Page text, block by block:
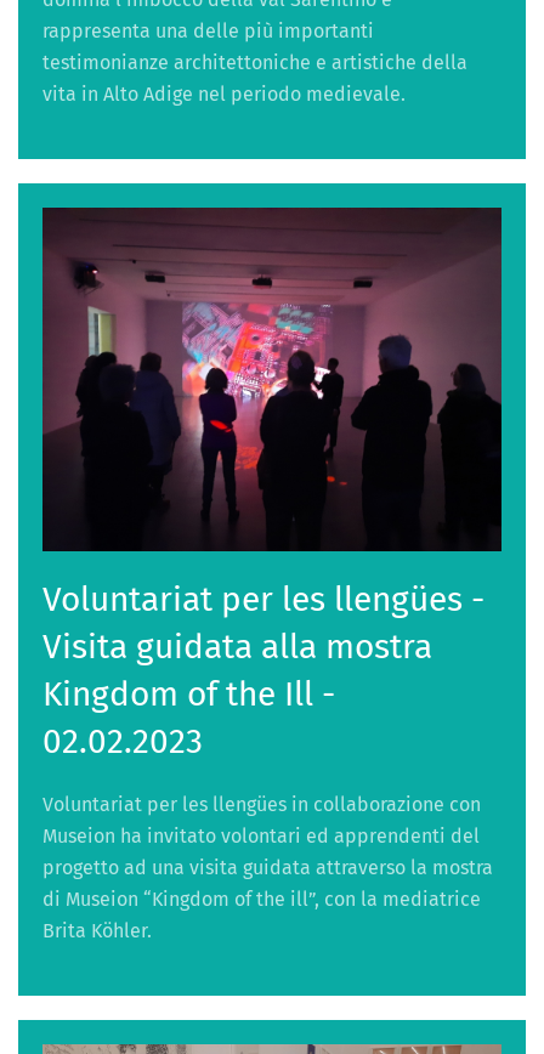
rappresenta una delle più importanti
testimonianze architettoniche e artistiche della
vita in Alto Adige nel periodo medievale.
Voluntariat per les llengües -
Visita guidata alla mostra
Kingdom of the Ill -
02.02.2023
Voluntariat per les llengües in collaborazione con
Museion ha invitato volontari ed apprendenti del
progetto ad una visita guidata attraverso la mostra
di Museion “Kingdom of the ill”, con la mediatrice
Brita Köhler.